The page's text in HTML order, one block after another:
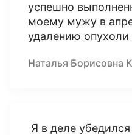
успешно
моему мужу в
удалению опухоли
Наталья Борисовна
Я в деле